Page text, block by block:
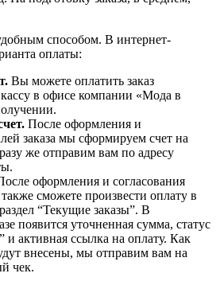
способом. В интернет-
оплаты:
Вы можете оплатить заказ
в офисе компании «Мода в
После оформления и
заказа мы сформируем счет на
же отправим вам по адресу
оформления и согласования
также сможете произвести оплату в
“Текущие заказы”. В
появится уточненная сумма, статус
и активная ссылка на оплату. Как
внесены, мы отправим вам на
чек.